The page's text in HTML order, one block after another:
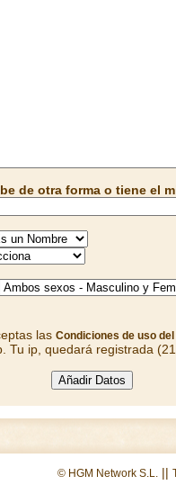
de otra forma o tiene el
las Condiciones de uso del
Tu ip, quedará registrada
© HGM Network S.L. ||